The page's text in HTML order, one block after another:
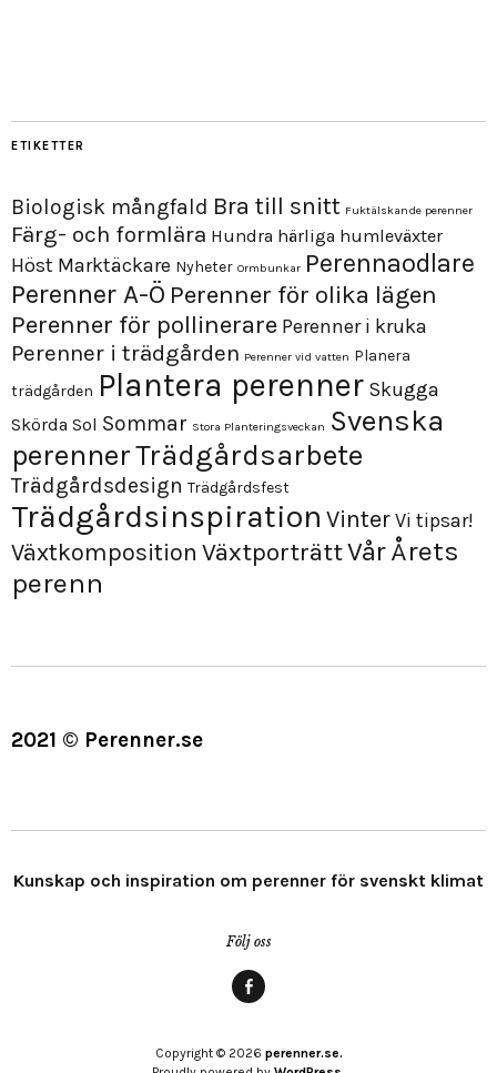
ETIKETTER
Biologisk mångfald Bra till snitt Fuktälskande perenner
Färg- och formlära Hundra härliga humleväxter
Höst Marktäckare Nyheter Ormbunkar Perennaodlare
Perenner A-Ö Perenner för olika lägen
Perenner för pollinerare Perenner i kruka
Perenner i trädgården Perenner vid vatten Planera
trädgården Plantera perenner Skugga
Skörda Sol Sommar Stora Planteringsveckan Svenska
perennerTrädgårdsarbete
Trädgårdsdesign Trädgårdsfest
Trädgårdsinspiration VinterVi tipsar!
Växtkomposition VäxtporträttVårÅrets
perenn
2021 © Perenner.se
Kunskap och inspiration om perenner för svenskt klimat
Följ oss
Copyright © 2026 perenner.se.